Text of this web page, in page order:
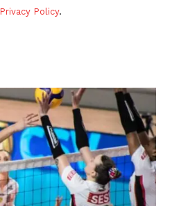
Privacy Policy.